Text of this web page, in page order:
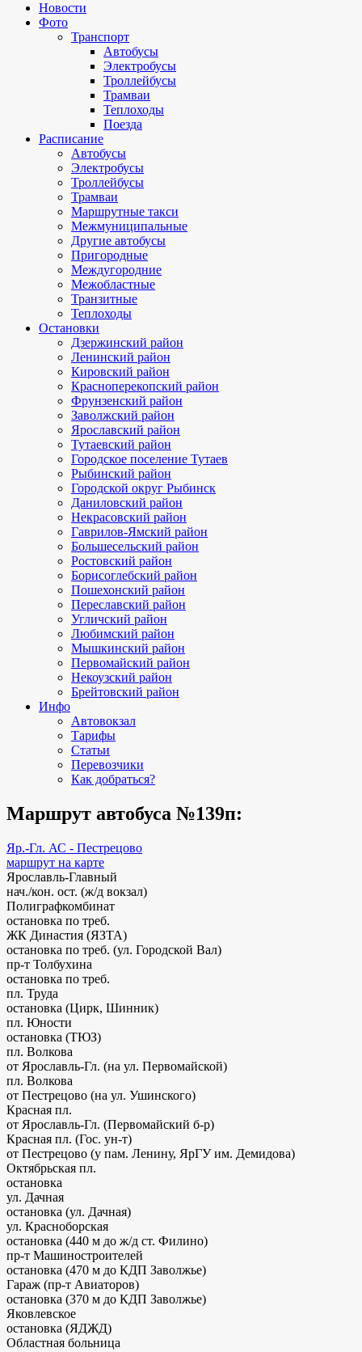
Новости
Фото
Транспорт
Автобусы
Электробусы
Троллейбусы
Трамваи
Теплоходы
Поезда
Расписание
Автобусы
Электробусы
Троллейбусы
Трамваи
Маршрутные такси
Межмуниципальные
Другие автобусы
Пригородные
Междугородние
Межобластные
Транзитные
Теплоходы
Остановки
Дзержинский район
Ленинский район
Кировский район
Красноперекопский район
Фрунзенский район
Заволжский район
Ярославский район
Тутаевский район
Городское поселение Тутаев
Рыбинский район
Городской округ Рыбинск
Даниловский район
Некрасовский район
Гаврилов-Ямский район
Большесельский район
Ростовский район
Борисоглебский район
Пошехонский район
Переславский район
Угличский район
Любимский район
Мышкинский район
Первомайский район
Некоузский район
Брейтовский район
Инфо
Автовокзал
Тарифы
Статьи
Перевозчики
Как добраться?
Маршрут автобуса №139п:
Яр.-Гл. АС - Пестрецово
маршрут на карте
Ярославль-Главный
нач./кон. ост. (ж/д вокзал)
Полиграфкомбинат
остановка по треб.
ЖК Династия (ЯЗТА)
остановка по треб. (ул. Городской Вал)
пр-т Толбухина
остановка по треб.
пл. Труда
остановка (Цирк, Шинник)
пл. Юности
остановка (ТЮЗ)
пл. Волкова
от Ярославль-Гл. (на ул. Первомайской)
пл. Волкова
от Пестрецово (на ул. Ушинского)
Красная пл.
от Ярославль-Гл. (Первомайский б-р)
Красная пл. (Гос. ун-т)
от Пестрецово (у пам. Ленину, ЯрГУ им. Демидова)
Октябрьская пл.
остановка
ул. Дачная
остановка (ул. Дачная)
ул. Красноборская
остановка (440 м до ж/д ст. Филино)
пр-т Машиностроителей
остановка (470 м до КДП Заволжье)
Гараж (пр-т Авиаторов)
остановка (370 м до КДП Заволжье)
Яковлевское
остановка (ЯДЖД)
Областная больница